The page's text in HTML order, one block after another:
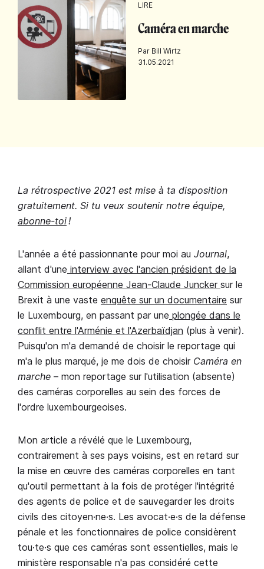
LIRE
Caméra en marche
Par Bill Wirtz
31.05.2021
La rétrospective 2021 est mise à ta disposition
gratuitement. Si tu veux soutenir notre équipe,
abonne-toi!
L'année a été passionnante pour moi au Journal,
allant d'une interview avec l'ancien président de la
Commission européenne Jean-Claude Juncker sur le
Brexit à une vaste enquête sur un documentaire sur
le Luxembourg, en passant par une plongée dans le
conflit entre l'Arménie et l'Azerbaïdjan (plus à venir).
Puisqu'on m'a demandé de choisir le reportage qui
m'a le plus marqué, je me dois de choisir Caméra en
marche – mon reportage sur l'utilisation (absente)
des caméras corporelles au sein des forces de
l'ordre luxembourgeoises.
Mon article a révélé que le Luxembourg,
contrairement à ses pays voisins, est en retard sur
la mise en œuvre des caméras corporelles en tant
qu'outil permettant à la fois de protéger l'intégrité
des agents de police et de sauvegarder les droits
civils des citoyen·ne·s. Les avocat·e·s de la défense
pénale et les fonctionnaires de police considèrent
tou·te·s que ces caméras sont essentielles, mais le
ministère responsable n'a pas considéré cette